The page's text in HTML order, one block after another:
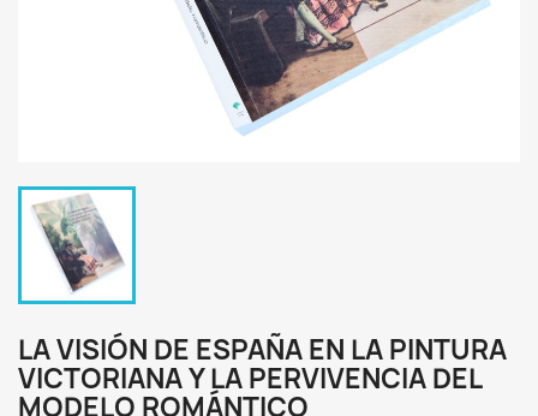
LA VISIÓN DE ESPAÑA EN LA PINTURA
VICTORIANA Y LA PERVIVENCIA DEL
MODELO ROMÁNTICO